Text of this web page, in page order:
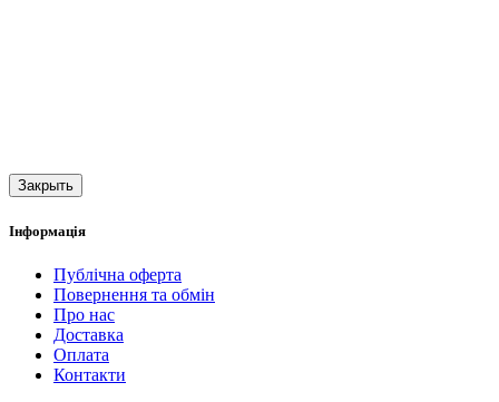
Закрыть
Інформація
Публічна оферта
Повернення та обмін
Про нас
Доставка
Оплата
Контакти